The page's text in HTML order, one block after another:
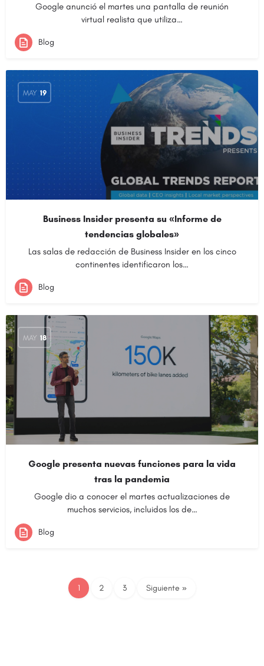
Google anunció el martes una pantalla de reunión
virtual realista que utiliza…
Blog
MAY 19
Business Insider presenta su «Informe de
tendencias globales»
Las salas de redacción de Business Insider en los cinco
continentes identificaron los…
Blog
MAY 18
Google presenta nuevas funciones para la vida
tras la pandemia
Google dio a conocer el martes actualizaciones de
muchos servicios, incluidos los de…
Blog
1 2 3 Siguiente »